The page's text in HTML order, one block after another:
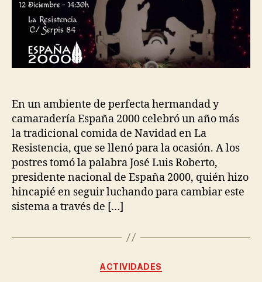
En un ambiente de perfecta hermandad y
camaradería España 2000 celebró un año más
la tradicional comida de Navidad en La
Resistencia, que se llenó para la ocasión. A los
postres tomó la palabra José Luis Roberto,
presidente nacional de España 2000, quién hizo
hincapié en seguir luchando para cambiar este
sistema a través de […]
ACTIVIDADES